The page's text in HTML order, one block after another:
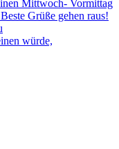
würde,